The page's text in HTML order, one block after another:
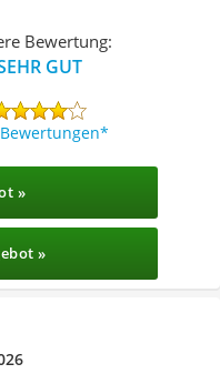
Bewertung:
GUT
»
»